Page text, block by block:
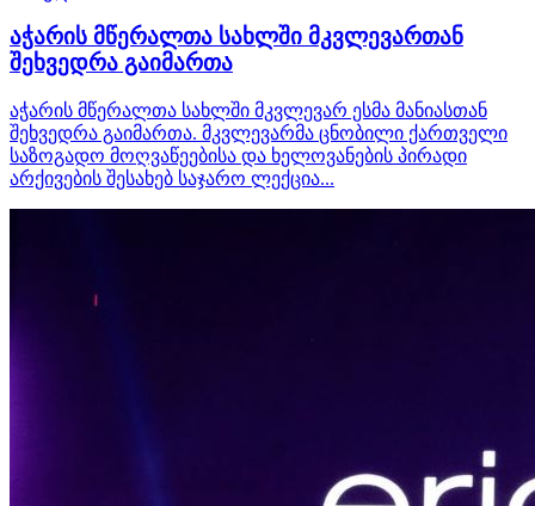
აჭარის მწერალთა სახლში მკვლევართან
შეხვედრა გაიმართა
აჭარის მწერალთა სახლში მკვლევარ ესმა მანიასთან
შეხვედრა გაიმართა. მკვლევარმა ცნობილი ქართველი
საზოგადო მოღვაწეებისა და ხელოვანების პირადი
არქივების შესახებ საჯარო ლექცია...